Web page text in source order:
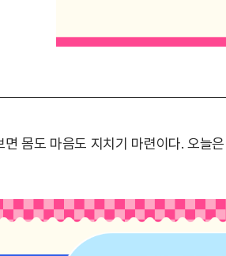
몸도 마음도 지치기 마련이다. 오늘